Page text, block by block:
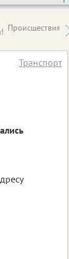
Происшествия
Транспорт